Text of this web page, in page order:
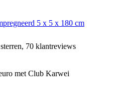
5 x 5 x 180 cm
70 klantreviews
met Club Karwei